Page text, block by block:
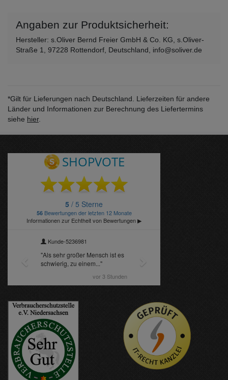
Angaben zur Produktsicherheit:
Hersteller: s.Oliver Bernd Freier GmbH & Co. KG, s.Oliver-
Straße 1, 97228 Rottendorf, Deutschland, info@soliver.de
*Gilt für Lieferungen nach Deutschland. Lieferzeiten für andere
Länder und Informationen zur Berechnung des Liefertermins
siehe hier.